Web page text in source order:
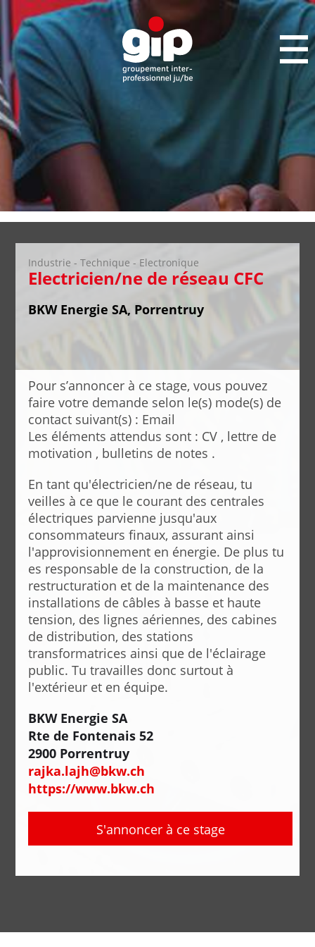
Industrie - Technique - Electronique
Electricien/ne de réseau CFC
BKW Energie SA, Porrentruy
Pour s’annoncer à ce stage, vous pouvez
faire votre demande selon le(s) mode(s) de
contact suivant(s) : Email
Les éléments attendus sont : CV , lettre de
motivation , bulletins de notes .
En tant qu'électricien/ne de réseau, tu
veilles à ce que le courant des centrales
électriques parvienne jusqu'aux
consommateurs finaux, assurant ainsi
l'approvisionnement en énergie. De plus tu
es responsable de la construction, de la
restructuration et de la maintenance des
installations de câbles à basse et haute
tension, des lignes aériennes, des cabines
de distribution, des stations
transformatrices ainsi que de l'éclairage
public. Tu travailles donc surtout à
l'extérieur et en équipe.
BKW Energie SA
Rte de Fontenais 52
2900 Porrentruy
rajka.lajh@bkw.ch
https://www.bkw.ch
S'annoncer à ce stage